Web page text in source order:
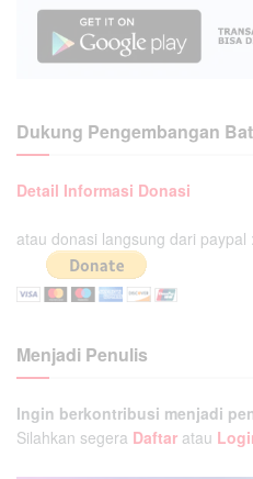
Dukung Pengembangan
Detail Informasi Donasi
atau donasi langsung dari paypal :
Menjadi Penulis
Ingin berkontribusi menjadi
Silahkan segera Daftar atau